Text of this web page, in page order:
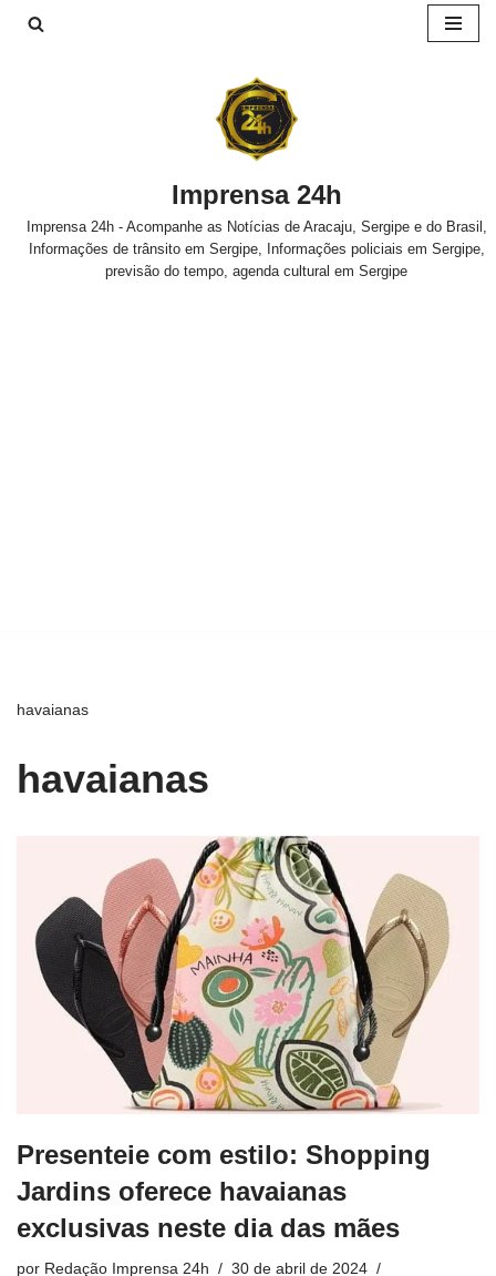
Imprensa 24h
Imprensa 24h - Acompanhe as Notícias de Aracaju, Sergipe e do Brasil,
Informações de trânsito em Sergipe, Informações policiais em Sergipe,
previsão do tempo, agenda cultural em Sergipe
havaianas
havaianas
Presenteie com estilo: Shopping
Jardins oferece havaianas
exclusivas neste dia das mães
por Redação Imprensa 24h
30 de abril de 2024